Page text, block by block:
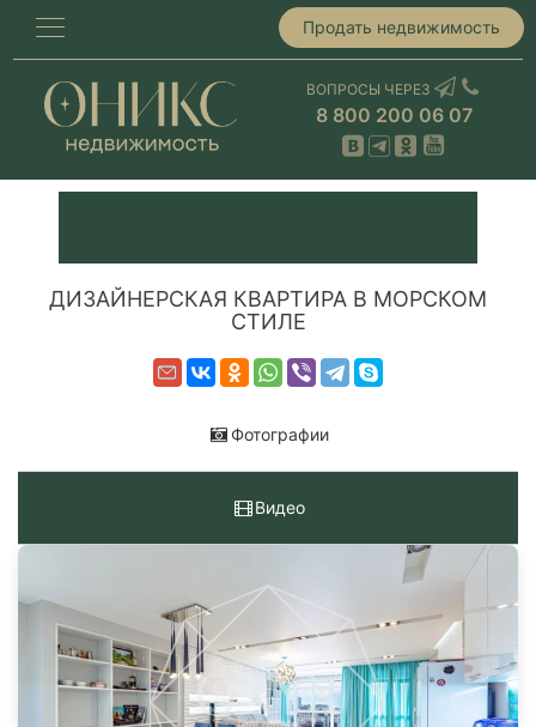
Продать недвижимость
ВОПРОСЫ ЧЕРЕЗ
8 800 200 06 07
ДИЗАЙНЕРСКАЯ КВАРТИРА В МОРСКОМ
СТИЛЕ
Фотографии
Видео